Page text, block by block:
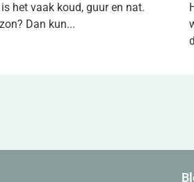
het vaak koud, guur en nat.
Dan kun...